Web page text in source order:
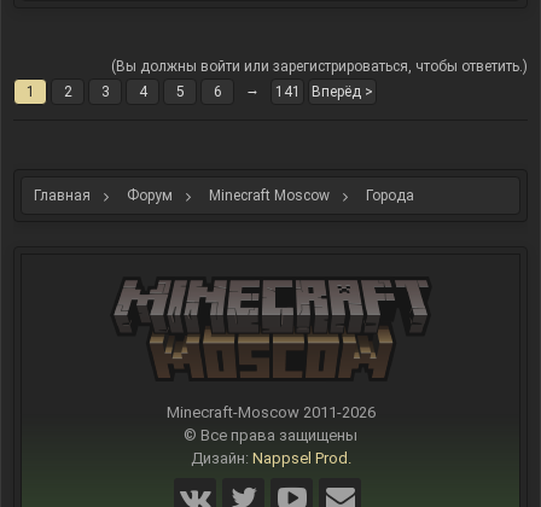
(Вы должны войти или зарегистрироваться, чтобы ответить.)
1
2 3 4 5 6 → 141 Вперёд >
Главная Форум Minecraft Moscow Города
Minecraft-Moscow 2011-2026
© Все права защищены
Дизайн: Nappsel Prod.